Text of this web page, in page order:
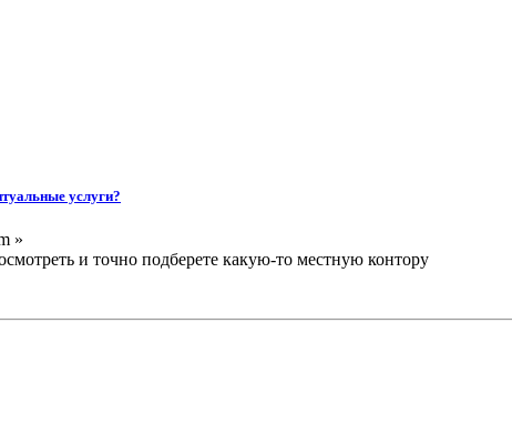
услуги?
»
и точно подберете какую-то местную контору